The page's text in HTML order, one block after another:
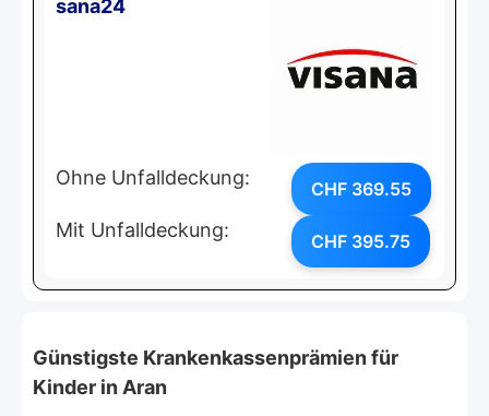
sana24
Ohne Unfalldeckung: CHF 369.55
Mit Unfalldeckung: CHF 395.75
Günstigste Krankenkassenprämien für
Kinder in Aran